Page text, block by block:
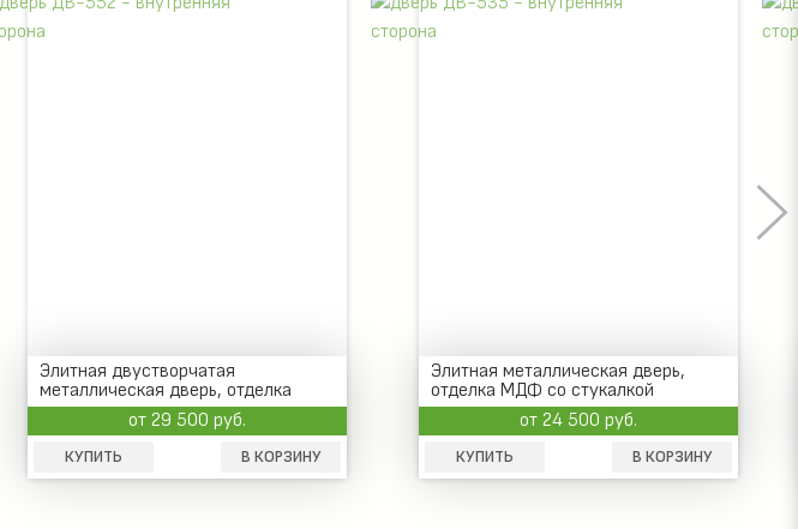
Элитная двустворчатая
металлическая дверь, отделка
МДФ без глазкаот 29 500 руб.
КУПИТЬ В КОРЗИНУ
Элитная металлическая дверь,
отделка МДФ со стукалкой
от 24 500 руб.
КУПИТЬ В КОРЗИНУ